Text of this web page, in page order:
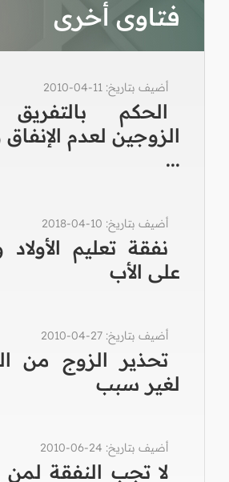
فتاوى أخرى
أضيف بتاريخ: 11-04-2010
الحكم
الزوجين لعدم
...
أضيف بتاريخ: 10-04-2018
نفقة تعليم الأولاد
على الأب
أضيف بتاريخ: 27-04-2010
تحذير الزوج من
لغير سبب
أضيف بتاريخ: 24-06-2010
لا تجب النفقة